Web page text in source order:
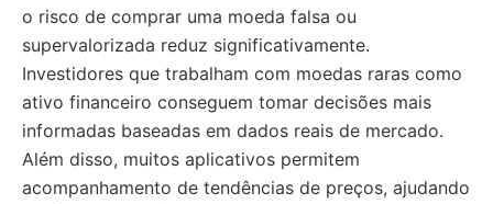
o risco de comprar uma moeda falsa ou
supervalorizada reduz significativamente.
Investidores que trabalham com moedas raras como
ativo financeiro conseguem tomar decisões mais
informadas baseadas em dados reais de mercado.
Além disso, muitos aplicativos permitem
acompanhamento de tendências de preços, ajudando